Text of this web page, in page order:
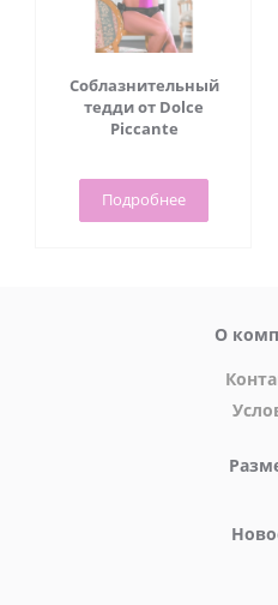
Соблазнительный
тедди от Dolce
Piccante
Подробнее
О